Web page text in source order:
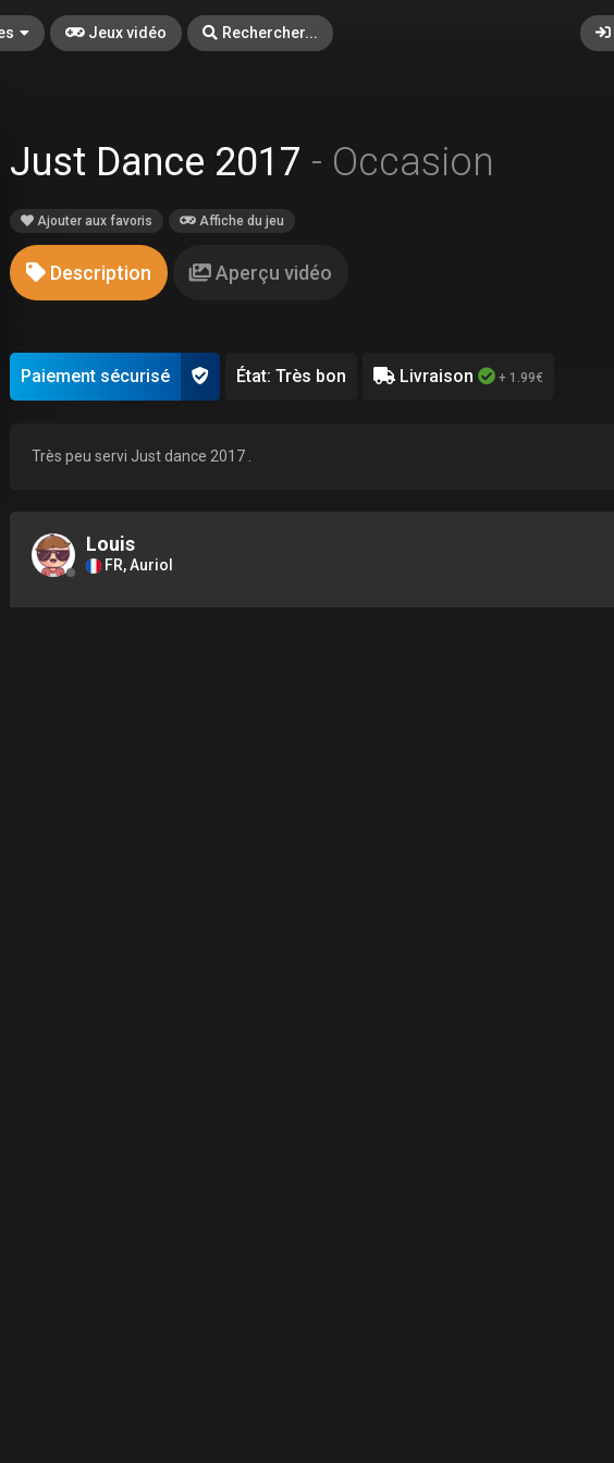
Jeux vidéo Rechercher...
Just Dance 2017 - Occasion
Ajouter aux favoris Affiche du jeu
Description Aperçu vidéo
Paiement sécurisé État: Très bon Livraison + 1.99€
Très peu servi Just dance 2017 .
Louis
FR, Auriol